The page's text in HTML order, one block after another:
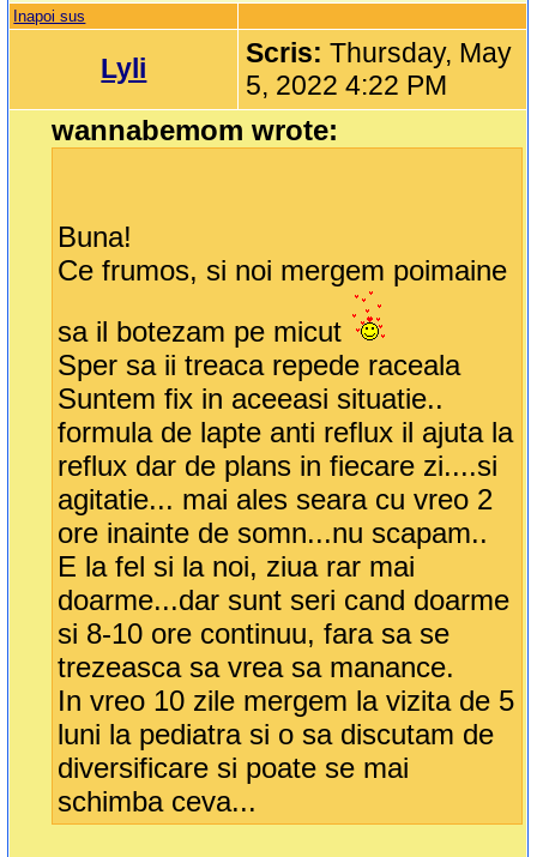
Inapoi sus
Lyli Scris:Thursday, May
5, 2022 4:22 PM
wannabemom wrote:
Buna!
Ce frumos, si noi mergem poimaine
sa il botezam pe micut
Sper sa ii treaca repede raceala
Suntem fix in aceeasi situatie..
formula de lapte anti reflux il ajuta la
reflux dar de plans in fiecare zi....si
agitatie... mai ales seara cu vreo 2
ore inainte de somn...nu scapam..
E la fel si la noi, ziua rar mai
doarme...dar sunt seri cand doarme
si 8-10 ore continuu, fara sa se
trezeasca sa vrea sa manance.
In vreo 10 zile mergem la vizita de 5
luni la pediatra si o sa discutam de
diversificare si poate se mai
schimba ceva...